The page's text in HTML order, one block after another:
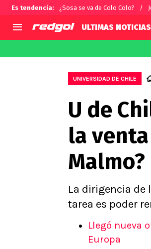
Es tendencia: ¿Sosa se va de Colo Colo?
Selección
U de Chile
U Católica
Campeonato
Primera B
Segunda División
Copa Chile
Supercopa Chile
Campeonato
ULTIMAS NOTICIAS
UNIVERSIDAD DE CHILE
U de
la
Malmo?
La dirigencia de
tarea es poder
Llegó nueva
Europa